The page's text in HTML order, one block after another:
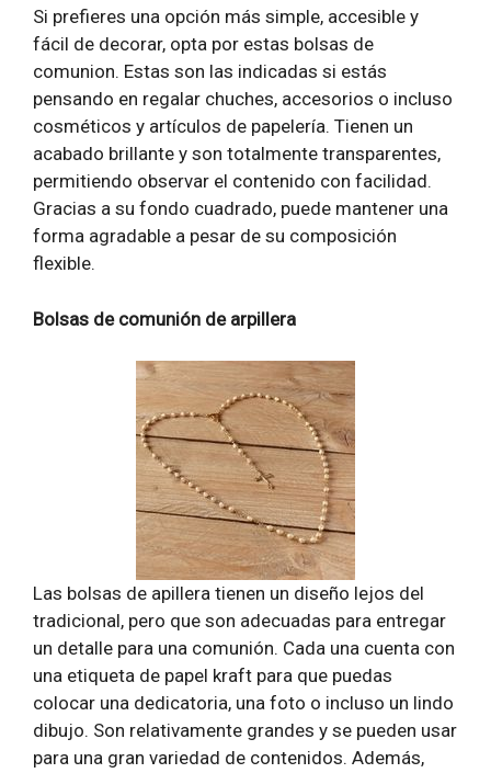
Si prefieres una opción más simple, accesible y
fácil de decorar, opta por estas bolsas de
comunion. Estas son las indicadas si estás
pensando en regalar chuches, accesorios o incluso
cosméticos y artículos de papelería. Tienen un
acabado brillante y son totalmente transparentes,
permitiendo observar el contenido con facilidad.
Gracias a su fondo cuadrado, puede mantener una
forma agradable a pesar de su composición
flexible.
Bolsas de comunión de arpillera
Las bolsas de apillera tienen un diseño lejos del
tradicional, pero que son adecuadas para entregar
un detalle para una comunión. Cada una cuenta con
una etiqueta de papel kraft para que puedas
colocar una dedicatoria, una foto o incluso un lindo
dibujo. Son relativamente grandes y se pueden usar
para una gran variedad de contenidos. Además,